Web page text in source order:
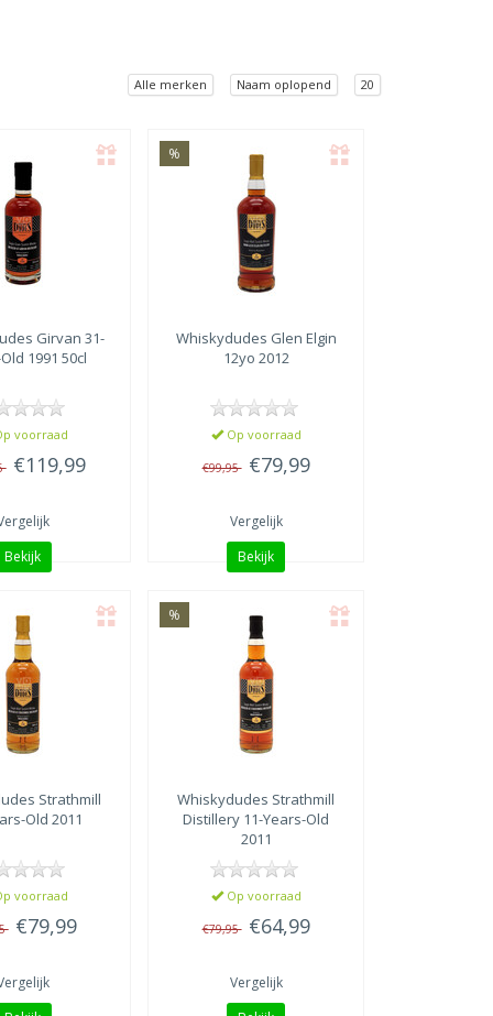
Alle merken Naam oplopend 20
Girvan 31-
1991 50cl
voorraad
€119,99
Bekijk
%
Whiskydudes Glen Elgin
12yo 2012
Op voorraad
€99,95 €79,99
Vergelijk
Bekijk
Strathmill
Old 2011
voorraad
€79,99
%
Whiskydudes Strathmill
Distillery 11-Years-Old
2011
Op voorraad
€79,95 €64,99
Vergelijk